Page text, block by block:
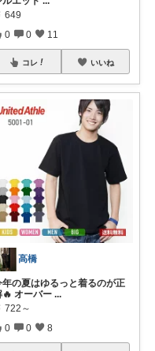
649
0 0 11
コレ いいね
高橋
年の夏はゆるっと着るのが正
🔥 オーバー ...
722～
0 0 8